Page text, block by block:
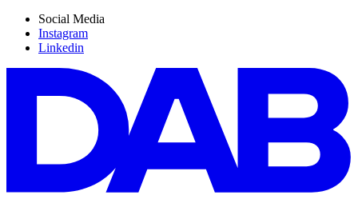
Social Media
Instagram
Linkedin